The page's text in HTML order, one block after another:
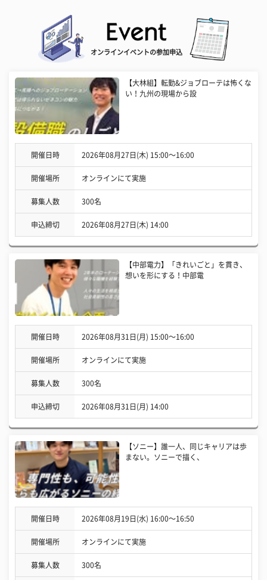
オンラインイベントの参加申込
【大林組】転勤&ジョブローテは怖くな
い！九州の現場から設
開催日時 2026年08月27日(木) 15:00〜16:00
開催場所 オンラインにて実施
募集人数 300名
申込締切 2026年08月27日(木) 14:00
【中部電力】「きれいごと」を貫き、
想いを形にする！中部電
開催日時 2026年08月31日(月) 15:00〜16:00
開催場所 オンラインにて実施
募集人数 300名
申込締切 2026年08月31日(月) 14:00
【ソニー】誰一人、同じキャリアは歩
まない。ソニーで描く、
開催日時 2026年08月19日(水) 16:00〜16:50
開催場所 オンラインにて実施
募集人数 300名